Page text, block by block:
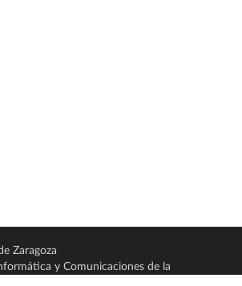
Zaragoza
y Comunicaciones de la